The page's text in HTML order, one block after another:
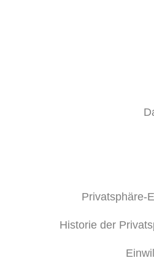
Privatsphäre-
Historie der